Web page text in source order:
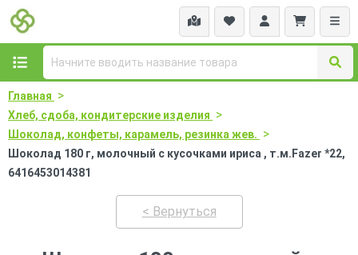
Главная >
Хлеб, сдоба, кондитерские изделия >
Шоколад, конфеты, карамель, резинка жев. >
Шоколад 180 г, молочный с кусочками ириса , т.м.Fazer *22,
6416453014381
< Вернуться